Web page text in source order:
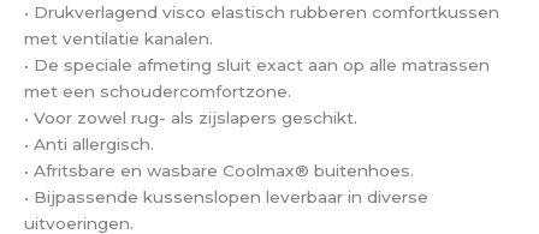
• Drukverlagend visco elastisch rubberen comfortkussen
met ventilatie kanalen.
• De speciale afmeting sluit exact aan op alle matrassen
met een schoudercomfortzone.
• Voor zowel rug- als zijslapers geschikt.
• Anti allergisch.
• Afritsbare en wasbare Coolmax® buitenhoes.
• Bijpassende kussenslopen leverbaar in diverse
uitvoeringen.